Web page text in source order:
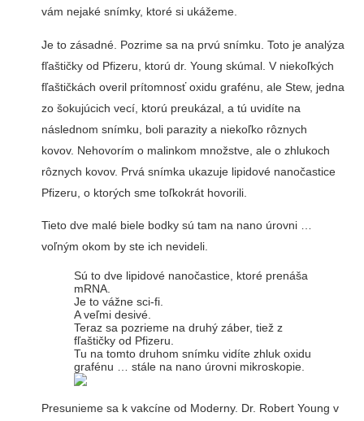
vám nejaké snímky, ktoré si ukážeme.
Je to zásadné. Pozrime sa na prvú snímku. Toto je analýza
fľaštičky od Pfizeru, ktorú dr. Young skúmal. V niekoľkých
fľaštičkách overil prítomnosť oxidu grafénu, ale Stew, jedna
zo šokujúcich vecí, ktorú preukázal, a tú uvidíte na
následnom snímku, boli parazity a niekoľko rôznych
kovov. Nehovorím o malinkom množstve, ale o zhlukoch
rôznych kovov. Prvá snímka ukazuje lipidové nanočastice
Pfizeru, o ktorých sme toľkokrát hovorili.
Tieto dve malé biele bodky sú tam na nano úrovni …
voľným okom by ste ich nevideli.
Sú to dve lipidové nanočastice, ktoré prenáša
mRNA.
Je to vážne sci-fi.
A veľmi desivé.
Teraz sa pozrieme na druhý záber, tiež z
fľaštičky od Pfizeru.
Tu na tomto druhom snímku vidíte zhluk oxidu
grafénu … stále na nano úrovni mikroskopie.
Presunieme sa k vakcíne od Moderny. Dr. Robert Young v